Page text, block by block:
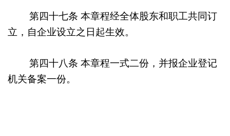
第四十七条 本章程经全体股东和职工共同订
立，自企业设立之日起生效。
第四十八条 本章程一式二份，并报企业登记
机关备案一份。